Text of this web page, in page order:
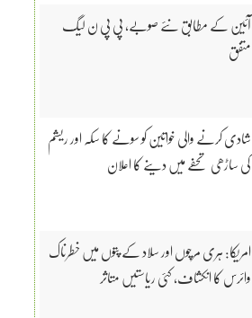
آئین کے مطابق نئے صوبے، پی پی ن لیگ
متفق
شادی کرنے والی خواتین کو سونے کا سکہ اور ریشم
کی ساڑھی تحفے میں دینے کا اعلان
امریکا: ہری مرچوں اور سلاد کے پتوں میں خطرناک
وائرس کا انکشاف، کئی ریاستیں متاثر